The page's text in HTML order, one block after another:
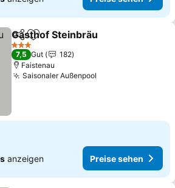
TeilenZu Favoriten hinzufügen
Gasthof Steinbräu
3 Sterne
7,5 Gut
182
Faistenau
Saisonaler Außenpool
anzeigen Preise sehen